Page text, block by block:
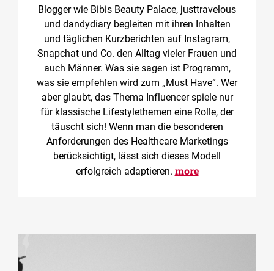
Blogger wie Bibis Beauty Palace, justtravelous
und dandydiary begleiten mit ihren Inhalten
und täglichen Kurzberichten auf Instagram,
Snapchat und Co. den Alltag vieler Frauen und
auch Männer. Was sie sagen ist Programm,
was sie empfehlen wird zum „Must Have“. Wer
aber glaubt, das Thema Influencer spiele nur
für klassische Lifestylethemen eine Rolle, der
täuscht sich! Wenn man die besonderen
Anforderungen des Healthcare Marketings
berücksichtigt, lässt sich dieses Modell
erfolgreich adaptieren. more